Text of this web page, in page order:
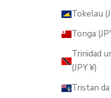
Tokelau
Tonga
Trinidad
(JPY ¥)
Tristan da